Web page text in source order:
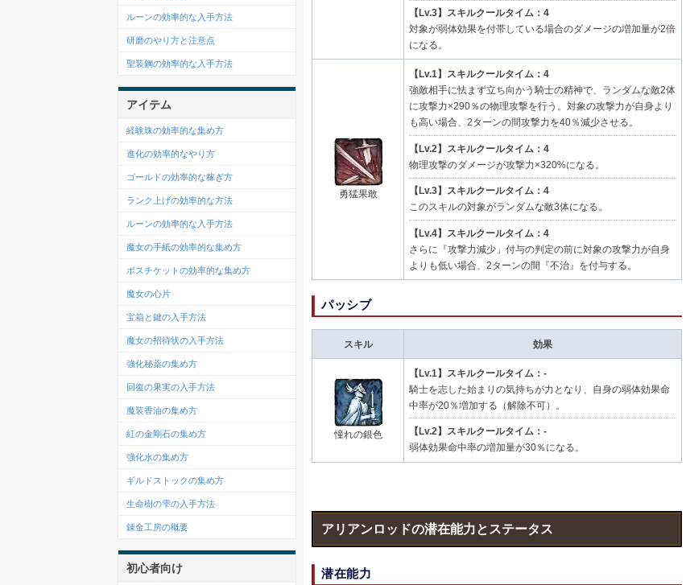
【Lv.3】スキルクールタイム：4
対象が弱体効果を付帯している場合のダメージの増加量が2倍
になる。
勇猛果敢
【Lv.1】スキルクールタイム：4
強敵相手に怯まず立ち向かう騎士の精神で、ランダムな敵2体
に攻撃力×290％の物理攻撃を行う。対象の攻撃力が自身より
も高い場合、2ターンの間攻撃力を40％減少させる。
【Lv.2】スキルクールタイム：4
物理攻撃のダメージが攻撃力×320%になる。
【Lv.3】スキルクールタイム：4
このスキルの対象がランダムな敵3体になる。
【Lv.4】スキルクールタイム：4
さらに『攻撃力減少」付与の判定の前に対象の攻撃力が自身
よりも低い場合、2ターンの間『不治』を付与する。
パッシブ
スキル 効果
憧れの銀色
【Lv.1】スキルクールタイム：-
騎士を志した始まりの気持ちが力となり、自身の弱体効果命
中率が20％増加する（解除不可）。
【Lv.2】スキルクールタイム：-
弱体効果命中率の増加量が30％になる。
アリアンロッドの潜在能力とステータス
潜在能力
ルーンの効率的な入手方法
研磨のやり方と注意点
聖装鋼の効率的な入手方法
アイテム
経験珠の効率的な集め方
進化の効率的なやり方
ゴールドの効率的な稼ぎ方
ランク上げの効率的な方法
ルーンの効率的な入手方法
魔女の手紙の効率的な集め方
ボスチケットの効率的な集め方
魔女の心片
宝箱と鍵の入手方法
魔女の招待状の入手方法
強化秘薬の集め方
回復の果実の入手方法
魔装香油の集め方
紅の金剛石の集め方
強化水の集め方
ギルドストックの集め方
生命樹の雫の入手方法
錬金工房の概要
初心者向け